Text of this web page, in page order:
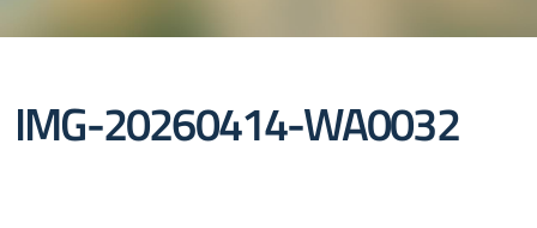
IMG-20260414-WA0032